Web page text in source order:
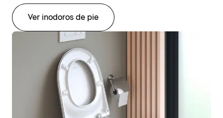
Ver inodoros de pie